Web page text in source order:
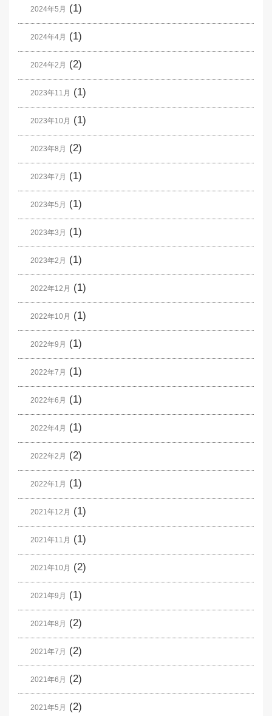
2024年5月 (1)
2024年4月 (1)
2024年2月 (2)
2023年11月 (1)
2023年10月 (1)
2023年8月 (2)
2023年7月 (1)
2023年5月 (1)
2023年3月 (1)
2023年2月 (1)
2022年12月 (1)
2022年10月 (1)
2022年9月 (1)
2022年7月 (1)
2022年6月 (1)
2022年4月 (1)
2022年2月 (2)
2022年1月 (1)
2021年12月 (1)
2021年11月 (1)
2021年10月 (2)
2021年9月 (1)
2021年8月 (2)
2021年7月 (2)
2021年6月 (2)
2021年5月 (2)